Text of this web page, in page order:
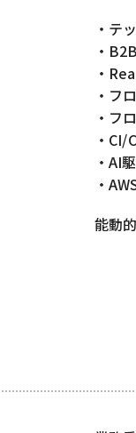
・テ
・
・
・フ
・フ
・CI/
・AI
・
能動